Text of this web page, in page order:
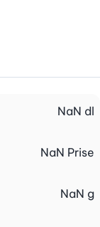
NaN dl
NaN Prise
NaN g